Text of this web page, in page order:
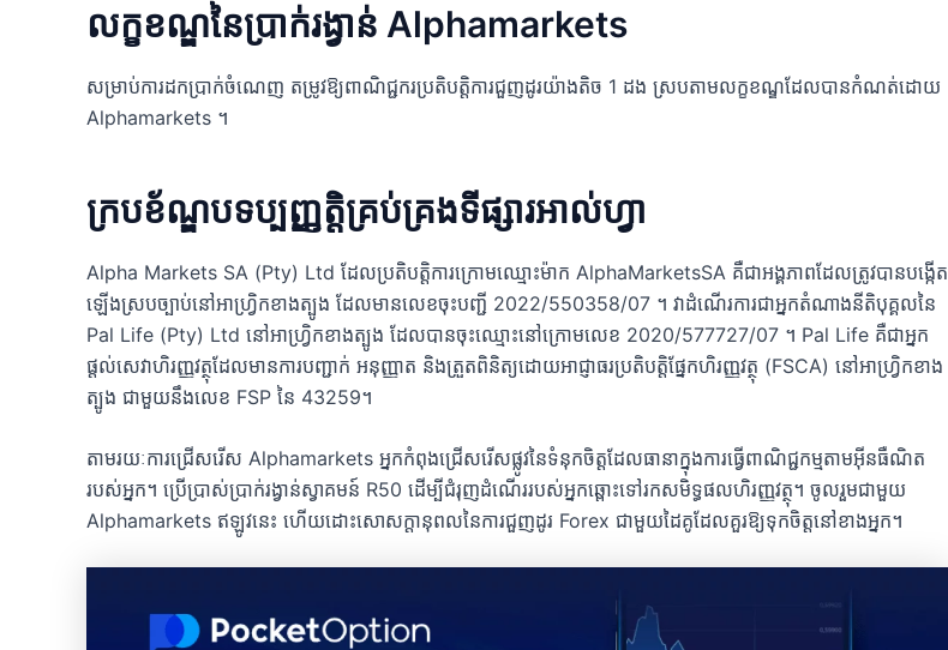
លក្ខខណ្ឌនៃប្រាក់រង្វាន់ Alphamarkets
សម្រាប់ការដកប្រាក់ចំណេញ តម្រូវឱ្យពាណិជ្ជករប្រតិបត្តិការជួញដូរយ៉ាងតិច 1 ដង ស្របតាមលក្ខខណ្ឌដែលបានកំណត់ដោយ
Alphamarkets ។
ក្របខ័ណ្ឌបទប្បញ្ញត្តិគ្រប់គ្រងទីផ្សារអាល់ហ្វា
Alpha Markets SA (Pty) Ltd ដែលប្រតិបត្តិការក្រោមឈ្មោះម៉ាក AlphaMarketsSA គឺជាអង្គភាពដែលត្រូវបានបង្កើត
ឡើងស្របច្បាប់នៅអាហ្វ្រិកខាងត្បូង ដែលមានលេខចុះបញ្ជី 2022/550358/07 ។ វាដំណើរការជាអ្នកតំណាងនីតិបុគ្គលនៃ
Pal Life (Pty) Ltd នៅអាហ្វ្រិកខាងត្បូង ដែលបានចុះឈ្មោះនៅក្រោមលេខ 2020/577727/07 ។ Pal Life គឺជាអ្នក
ផ្តល់សេវាហិរញ្ញវត្ថុដែលមានការបញ្ជាក់ អនុញ្ញាត និងត្រួតពិនិត្យដោយអាជ្ញាធរប្រតិបត្តិផ្នែកហិរញ្ញវត្ថុ (FSCA) នៅអាហ្វ្រិកខាង
ត្បូង ជាមួយនឹងលេខ FSP នៃ 43259។
តាមរយៈការជ្រើសរើស Alphamarkets អ្នកកំពុងជ្រើសរើសផ្លូវនៃទំនុកចិត្តដែលធានាក្នុងការធ្វើពាណិជ្ជកម្មតាមអ៊ីនធឺណិត
របស់អ្នក។ ប្រើប្រាស់ប្រាក់រង្វាន់ស្វាគមន៍ R50 ដើម្បីជំរុញដំណើររបស់អ្នកឆ្ពោះទៅរកសមិទ្ធផលហិរញ្ញវត្ថុ។ ចូលរួមជាមួយ
Alphamarkets ឥឡូវនេះ ហើយដោះសោសក្ដានុពលនៃការជួញដូរ Forex ជាមួយដៃគូដែលគួរឱ្យទុកចិត្តនៅខាងអ្នក។